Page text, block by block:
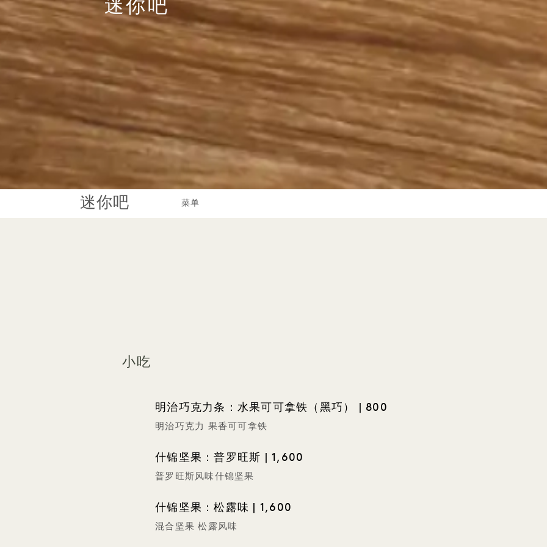
迷你吧
迷你吧 菜单
小吃
明治巧克力条：水果可可拿铁（黑巧） | 800
明治巧克力 果香可可拿铁
什锦坚果：普罗旺斯 | 1,600
普罗旺斯风味什锦坚果
什锦坚果：松露味 | 1,600
混合坚果 松露风味